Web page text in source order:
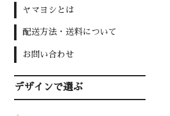
ヤマヨシとは
配送方法・送料について
お問い合わせ
デザインで選ぶ